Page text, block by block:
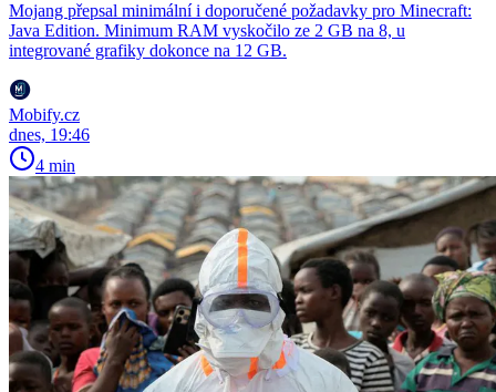
Mojang přepsal minimální i doporučené požadavky pro Minecraft:
Java Edition. Minimum RAM vyskočilo ze 2 GB na 8, u
integrované grafiky dokonce na 12 GB.
Mobify.cz
dnes, 19:46
4 min